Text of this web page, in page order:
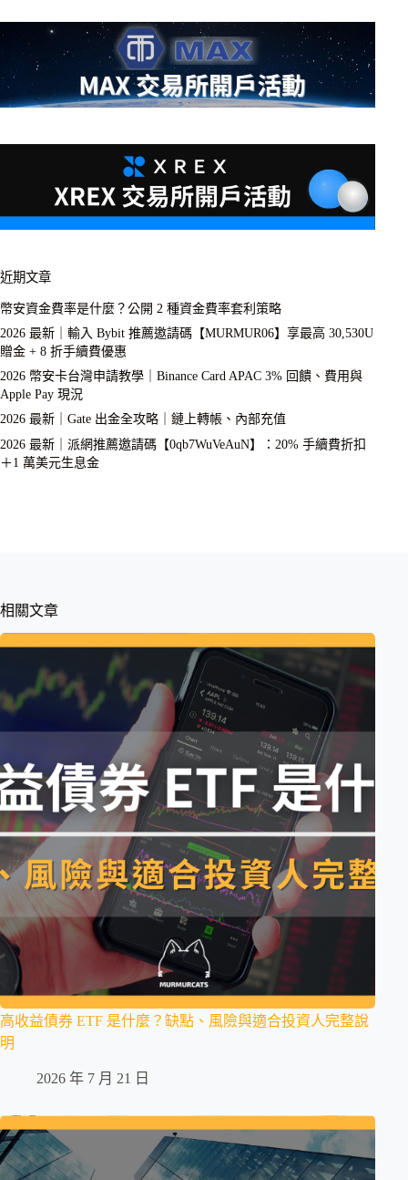
近期文章
幣安資金費率是什麼？公開 2 種資金費率套利策略
2026 最新｜輸入 Bybit 推薦邀請碼【MURMUR06】享最高 30,530U
贈金 + 8 折手續費優惠
2026 幣安卡台灣申請教學｜Binance Card APAC 3% 回饋、費用與
Apple Pay 現況
2026 最新｜Gate 出金全攻略｜鏈上轉帳、內部充值
2026 最新｜派網推薦邀請碼【0qb7WuVeAuN】：20% 手續費折扣
＋1 萬美元生息金
相關文章
高收益債券 ETF 是什麼？缺點、風險與適合投資人完整說
明
2026 年 7 月 21 日